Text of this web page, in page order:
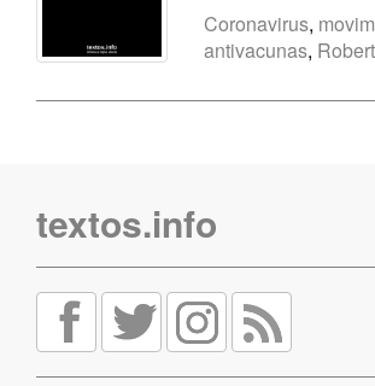
Coronavirus,
antivacunas,
textos.info